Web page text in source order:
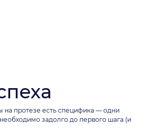
протезе есть специфика — одни
задолго до первого шага (и